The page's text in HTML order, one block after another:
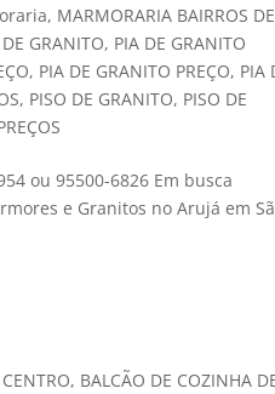
, MARMORARIA BAIRROS DE
GRANITO, PIA DE GRANITO
, PIA DE GRANITO PREÇO, PIA
, PISO DE GRANITO, PISO DE
ou 95500-6826 Em busca
e Granitos no Arujá em
, BALCÃO DE COZINHA